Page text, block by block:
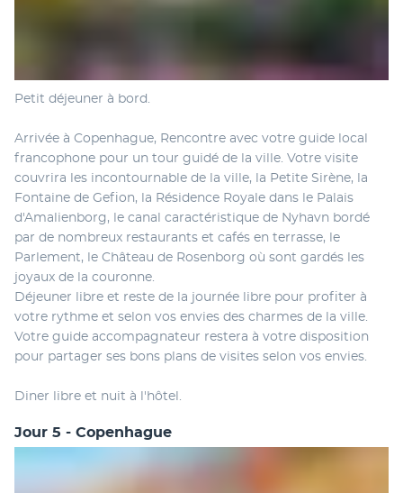
Petit déjeuner à bord.
Arrivée à Copenhague, Rencontre avec votre guide local
francophone pour un tour guidé de la ville. Votre visite
couvrira les incontournable de la ville, la Petite Sirène, la
Fontaine de Gefion, la Résidence Royale dans le Palais
d'Amalienborg, le canal caractéristique de Nyhavn bordé
par de nombreux restaurants et cafés en terrasse, le
Parlement, le Château de Rosenborg où sont gardés les
joyaux de la couronne.
Déjeuner libre et reste de la journée libre pour profiter à
votre rythme et selon vos envies des charmes de la ville.
Votre guide accompagnateur restera à votre disposition
pour partager ses bons plans de visites selon vos envies.
Diner libre et nuit à l'hôtel.
Jour 5 - Copenhague